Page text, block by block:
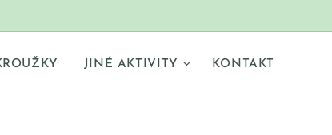
JINÉ AKTIVITY KONTAKT